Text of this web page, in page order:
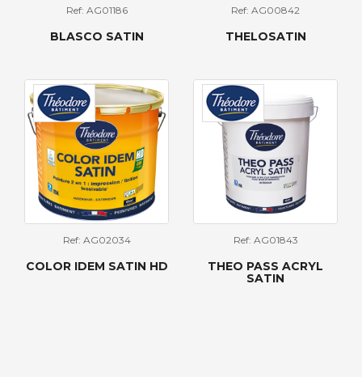
Ref: AG01186
BLASCO SATIN
Ref: AG00842
THELOSATIN
Ref: AG02034
COLOR IDEM SATIN HD
Ref: AG01843
THEO PASS ACRYL
SATIN